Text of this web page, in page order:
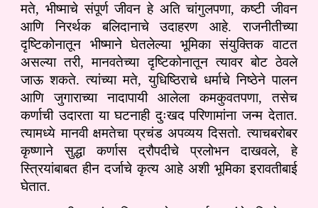
मते, भीष्माचे संपूर्ण जीवन हे अति चांगुलपणा, कष्टी जीवन
आणि निरर्थक बलिदानाचे उदाहरण आहे. राजनीतीच्या
दृष्टिकोनातून भीष्माने घेतलेल्या भूमिका संयुक्तिक वाटत
असल्या तरी, मानवतेच्या दृष्टिकोनातून त्यावर बोट ठेवले
जाऊ शकते. त्यांच्या मते, युधिष्ठिराचे धर्माचे निष्ठेने पालन
आणि जुगाराच्या नादापायी आलेला कमकुवतपणा, तसेच
कर्णाची उदारता या घटनाही दुःखद परिणामांना जन्म देतात.
त्यामध्ये मानवी क्षमतेचा प्रचंड अपव्यय दिसतो. त्याचबरोबर
कृष्णाने सुद्धा कर्णास द्रौपदीचे प्रलोभन दाखवले, हे
स्त्रियांबाबत हीन दर्जाचे कृत्य आहे अशी भूमिका इरावतीबाई
घेतात.